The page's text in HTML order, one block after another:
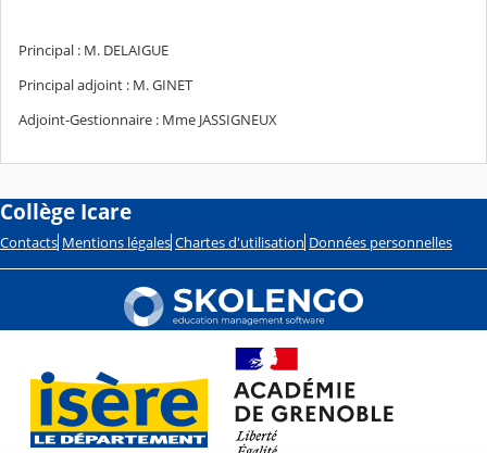
Principal : M. DELAIGUE
Principal adjoint : M. GINET
Adjoint-Gestionnaire : Mme JASSIGNEUX
Collège Icare
Contacts Mentions légales Chartes d'utilisation Données personnelles